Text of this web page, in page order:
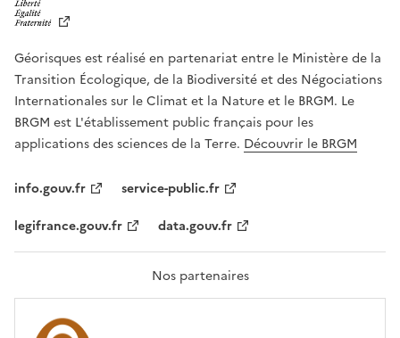
T
É
,
É
G
A
L
F
A
T
R
Géorisques est réalisé en partenariat entre le Ministère de la
Transition Écologique, de la Biodiversité et des Négociations
Internationales sur le Climat et la Nature et le BRGM. Le
BRGM est L'établissement public français pour les
applications des sciences de la Terre. Découvrir le BRGM
info.gouv.fr
service-public.fr
legifrance.gouv.fr
data.gouv.fr
Nos partenaires